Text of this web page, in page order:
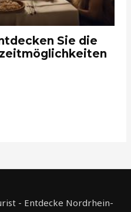
Sie die
- Entdecke Nordrhein-